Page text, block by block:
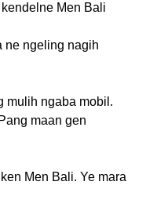
Men Bali
ne ngeling nagih
mulih ngaba mobil.
maan gen
Men Bali. Ye mara